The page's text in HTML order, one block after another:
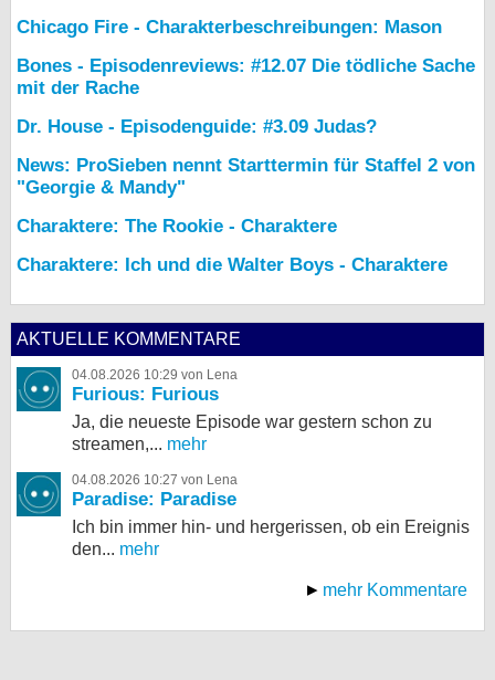
Chicago Fire - Charakterbeschreibungen: Mason
Bones - Episodenreviews: #12.07 Die tödliche Sache
mit der Rache
Dr. House - Episodenguide: #3.09 Judas?
News: ProSieben nennt Starttermin für Staffel 2 von
"Georgie & Mandy"
Charaktere: The Rookie - Charaktere
Charaktere: Ich und die Walter Boys - Charaktere
AKTUELLE KOMMENTARE
04.08.2026 10:29 von Lena
Furious: Furious
Ja, die neueste Episode war gestern schon zu
streamen,... mehr
04.08.2026 10:27 von Lena
Paradise: Paradise
Ich bin immer hin- und hergerissen, ob ein Ereignis
den... mehr
mehr Kommentare